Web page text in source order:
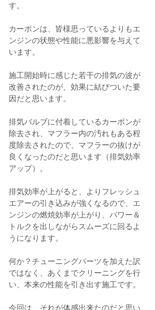
す。
カーボンは、皆様思っているよりもエ
ンジンの状態や性能に悪影響を与えて
います。
施工開始時に感じた若干の排気の波が
改善されたのが、効果に結びついた要
因だと思います。
排気バルブに付着しているカーボンが
除去され、マフラー内の汚れもある程
度除去されたので、マフラーの抜けが
良くなったのだと思います（排気効率
アップ）。
排気効率が上がると、よりフレッシュ
エアーの引き込みが強くなるので、エ
ンジンの燃焼効率が上がり、パワー＆
トルクを出しながらスムーズに回るよ
うになります。
何か？チューニングパーツを加えた訳
ではなく、あくまでクリーニングを行
い、本来の性能を引き出す施工です。
今回は、それが体感出来たのだと思い